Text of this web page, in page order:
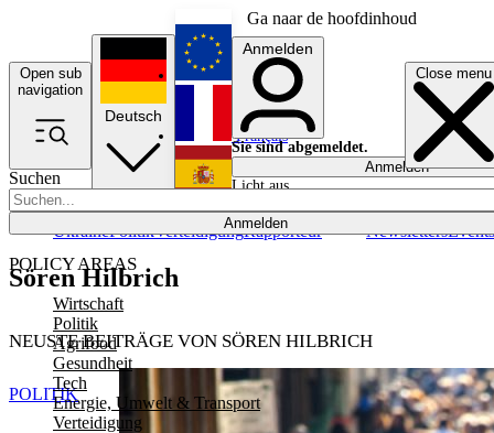
Ga naar de hoofdinhoud
Open sub
navigation
Close menu
Suchen
Anmelden
POLICY AREAS
Wirtschaft
Politik
Agrifood
Gesundheit
Tech
Energie, Umwelt & Transport
Verteidigung
UkrainePolitikVerteidigungRapporteur NewslettersEvents
Deutsch
English
Français
Anmelden
Sie sind abgemeldet.
Anmelden
Licht aus
Sören Hilbrich
NEUSTE BEITRÄGE VON SÖREN HILBRICH
POLITIK